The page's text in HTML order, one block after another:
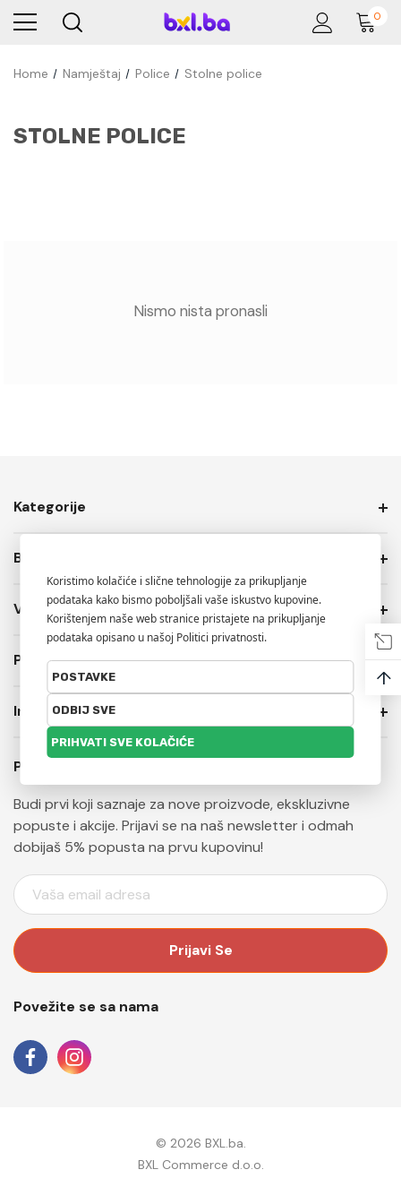
0
Home Namještaj Police Stolne police
STOLNE POLICE
Nismo nista pronasli
Kategorije
Brendovi
Više Info.
PRIVATNOST I USLOVI PRODAJE
Prijavite se na naš newsletter
Budi prvi koji saznaje za nove proizvode, ekskluzivne
popuste i akcije. Prijavi se na naš newsletter i odmah
dobijaš 5% popusta na prvu kupovinu!
E
M
I
D
E
Informacije o trgovini
Povežite se sa nama
© 2026 BXL.ba.
BXL Commerce d.o.o.
↑